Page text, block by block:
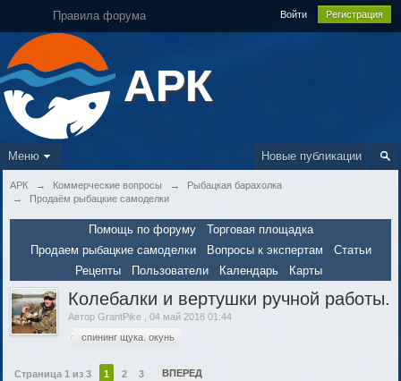
Правила форума Войти Регистрация
АРК
Новые публикации
Меню
АРК → Коммерческие вопросы →
Рыбацкая барахолка
→
Продаём рыбацкие самоделки
Помощь по форуму
Торговая площадка
Продаем рыбацкие самоделки
Вопросы к экспертам
Статьи
Рецепты
Пользователи Календарь Карты
Колебалки и вертушки ручной работы.
АвторGrantPike ,04 май 2018 01:44
спининг щука. окунь
Страница 1 из 3 1 2 3 ВПЕРЕД